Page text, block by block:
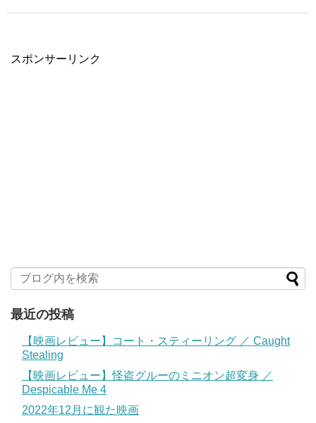
スポンサーリンク
最近の投稿
【映画レビュー】コート・スティーリング ／ Caught
Stealing
【映画レビュー】怪盗グルーのミニオン超変身 ／
Despicable Me 4
2022年12月に観た映画